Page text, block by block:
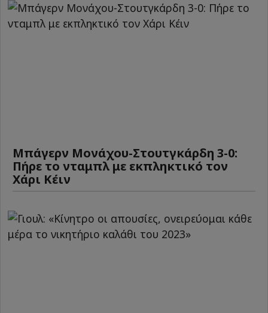
Μπάγερν Μονάχου-Στουτγκάρδη 3-0:
Πήρε το νταμπλ με εκπληκτικό τον
Χάρι Κέιν